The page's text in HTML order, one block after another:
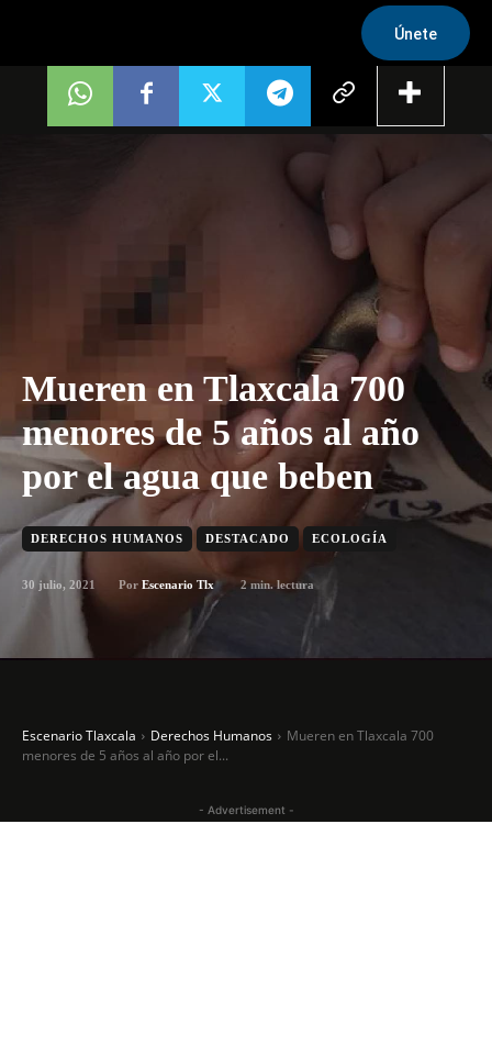
Únete
Mueren en Tlaxcala 700
menores de 5 años al año
por el agua que beben
DERECHOS HUMANOS DESTACADO ECOLOGÍA
30 julio, 2021 Por Escenario Tlx 2min. lectura
Escenario Tlaxcala Derechos Humanos
Mueren en Tlaxcala 700
menores de 5 años al año por el...
- Advertisement -